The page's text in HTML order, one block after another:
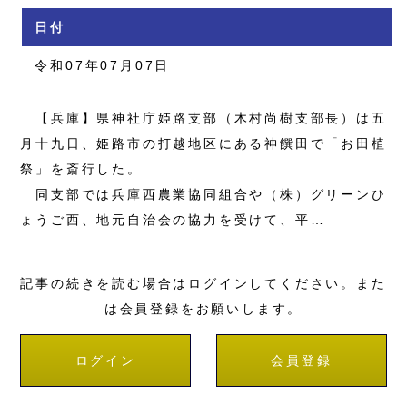
日付
令和07年07月07日
【兵庫】県神社庁姫路支部（木村尚樹支部長）は五
月十九日、姫路市の打越地区にある神饌田で「お田植
祭」を斎行した。
同支部では兵庫西農業協同組合や（株）グリーンひ
ょうご西、地元自治会の協力を受けて、平…
記事の続きを読む場合はログインしてください。また
は会員登録をお願いします。
ログイン 会員登録